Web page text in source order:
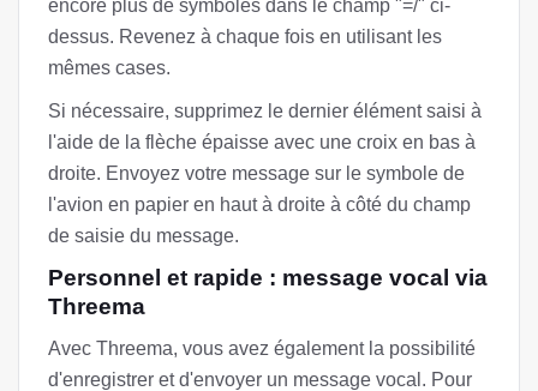
encore plus de symboles dans le champ "=/" ci-
dessus. Revenez à chaque fois en utilisant les
mêmes cases.
Si nécessaire, supprimez le dernier élément saisi à
l'aide de la flèche épaisse avec une croix en bas à
droite. Envoyez votre message sur le symbole de
l'avion en papier en haut à droite à côté du champ
de saisie du message.
Personnel et rapide : message vocal via
Threema
Avec Threema, vous avez également la possibilité
d'enregistrer et d'envoyer un message vocal. Pour